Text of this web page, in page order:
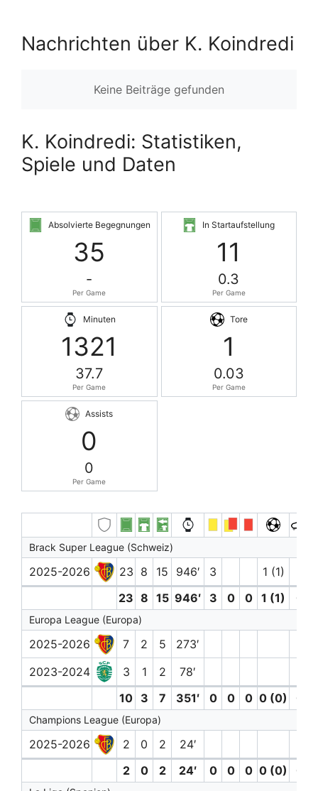
Nachrichten über K. Koindredi
Keine Beiträge gefunden
K. Koindredi: Statistiken,
Spiele und Daten
Absolvierte Begegnungen
35
-
Per Game
In Startaufstellung
11
0.3
Per Game
Minuten
1321
37.7
Per Game
Tore
1
0.03
Per Game
Assists
0
0
Per Game
Brack Super League (Schweiz)
2025-2026 23 8 15 946′ 3
1 (1)
23 8 15 946′ 3 0 0 1 (1) 0
Europa League (Europa)
2025-2026 7 2 5
273′
2023-2024
3 1 2
78′
10 3 7 351′ 0 0 0 0 (0) 0
Champions League (Europa)
2025-2026 2 0 2
24′
2
0 2 24′ 0 0 0 0 (0) 0